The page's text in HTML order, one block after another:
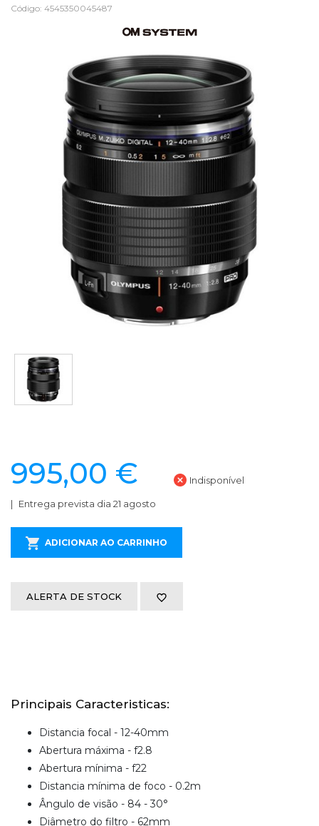
Código: 4545350045487
995,00 € Indisponível
Entrega prevista dia 21 agosto
ADICIONAR AO CARRINHO
ALERTA DE STOCK
Principais Caracteristicas:
Distancia focal - 12-40mm
Abertura máxima - f2.8
Abertura mínima - f22
Distancia mínima de foco - 0.2m
Ângulo de visão - 84 - 30°
Diâmetro do filtro - 62mm